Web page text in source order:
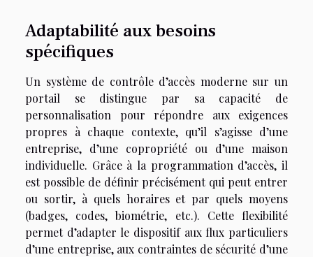
Adaptabilité aux besoins
spécifiques
Un système de contrôle d’accès moderne sur un
portail se distingue par sa capacité de
personnalisation pour répondre aux exigences
propres à chaque contexte, qu’il s’agisse d’une
entreprise, d’une copropriété ou d’une maison
individuelle. Grâce à la programmation d’accès, il
est possible de définir précisément qui peut entrer
ou sortir, à quels horaires et par quels moyens
(badges, codes, biométrie, etc.). Cette flexibilité
permet d’adapter le dispositif aux flux particuliers
d’une entreprise, aux contraintes de sécurité d’une